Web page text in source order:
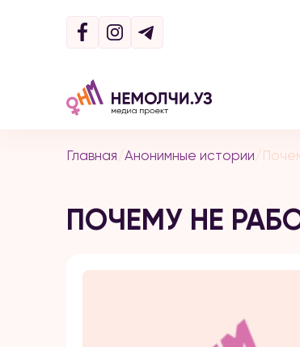
Главная/Анонимные истории/
ПОЧЕМУ НЕ